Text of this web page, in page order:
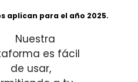
aplican para el año 2025.